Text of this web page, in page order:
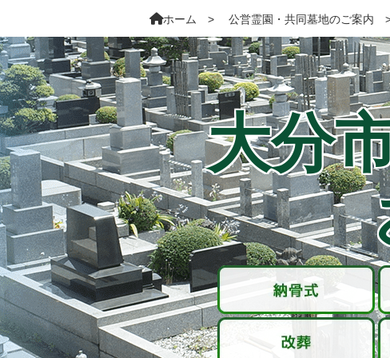
ホーム 公営霊園・共同墓地のご案内
大分